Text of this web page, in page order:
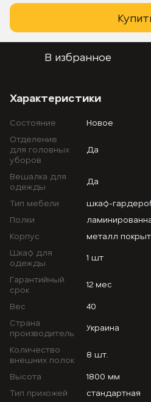
В избранное
Характеристики
Состояние
Новое
Отделение
для головных
уборов
Да
Вешалка для
одежды
Да
Тип мебели
шкаф-
Полки
Корпус
металл
Шкаф для
одежды
1 шт
Гарантийный
срок
12 мес
Вес
40
Страна
производитель
Украина
Количество
внешних полок
8 шт.
Высота
1800 мм
Тип прихожей
стандартная